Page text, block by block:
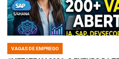
POSTED
VAGAS DE EMPREGO